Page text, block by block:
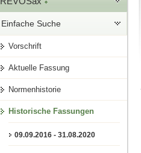
Einfache Suche
Vorschrift
Aktuelle Fassung
Normenhistorie
Historische Fassungen
09.09.2016 - 31.08.2020